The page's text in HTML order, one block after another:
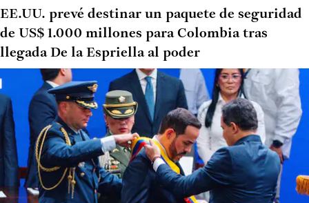
EE.UU. prevé destinar un paquete de seguridad
de US$ 1.000 millones para Colombia tras
llegada De la Espriella al poder